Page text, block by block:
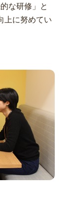
な研修」と
上に努めてい